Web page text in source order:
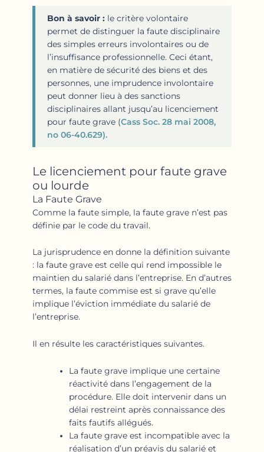
Bon à savoir : le critère volontaire
permet de distinguer la faute disciplinaire
des simples erreurs involontaires ou de
l’insuffisance professionnelle. Ceci étant,
en matière de sécurité des biens et des
personnes, une imprudence involontaire
peut donner lieu à des sanctions
disciplinaires allant jusqu’au licenciement
pour faute grave (Cass Soc. 28 mai 2008,
no 06-40.629).
Le licenciement pour faute grave
ou lourde
La Faute Grave
Comme la faute simple, la faute grave n’est pas
définie par le code du travail.
La jurisprudence en donne la définition suivante
: la faute grave est celle qui rend impossible le
maintien du salarié dans l’entreprise. En d’autres
termes, la faute commise est si grave qu’elle
implique l’éviction immédiate du salarié de
l’entreprise.
Il en résulte les caractéristiques suivantes.
La faute grave implique une certaine
réactivité dans l’engagement de la
procédure. Elle doit intervenir dans un
délai restreint après connaissance des
faits fautifs allégués.
La faute grave est incompatible avec la
réalisation d’un préavis du salarié et